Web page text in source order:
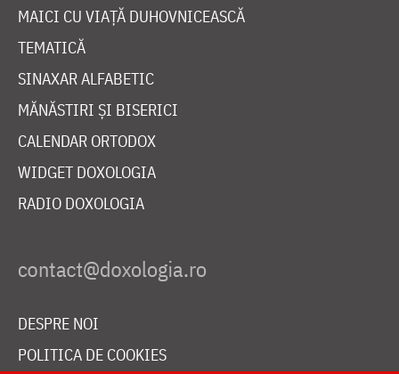
MAICI CU VIAȚĂ DUHOVNICEASCĂ
TEMATICĂ
SINAXAR ALFABETIC
MĂNĂSTIRI ȘI BISERICI
CALENDAR ORTODOX
WIDGET DOXOLOGIA
RADIO DOXOLOGIA
DESPRE NOI
POLITICA DE COOKIES